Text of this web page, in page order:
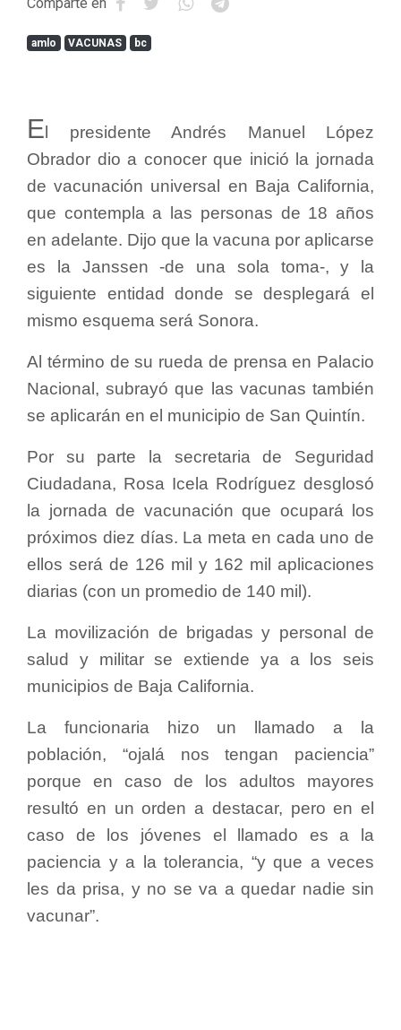
amlo VACUNAS bc
E l presidente Andrés Manuel López
Obrador dio a conocer que inició la jornada
de vacunación universal en Baja California,
que contempla a las personas de 18 años
en adelante. Dijo que la vacuna por aplicarse
es la Janssen -de una sola toma-, y la
siguiente entidad donde se desplegará el
mismo esquema será Sonora.
Al término de su rueda de prensa en Palacio
Nacional, subrayó que las vacunas también
se aplicarán en el municipio de San Quintín.
Por su parte la secretaria de Seguridad
Ciudadana, Rosa Icela Rodríguez desglosó
la jornada de vacunación que ocupará los
próximos diez días. La meta en cada uno de
ellos será de 126 mil y 162 mil aplicaciones
diarias (con un promedio de 140 mil).
La movilización de brigadas y personal de
salud y militar se extiende ya a los seis
municipios de Baja California.
La funcionaria hizo un llamado a la
población, “ojalá nos tengan paciencia”
porque en caso de los adultos mayores
resultó en un orden a destacar, pero en el
caso de los jóvenes el llamado es a la
paciencia y a la tolerancia, “y que a veces
les da prisa, y no se va a quedar nadie sin
vacunar”.